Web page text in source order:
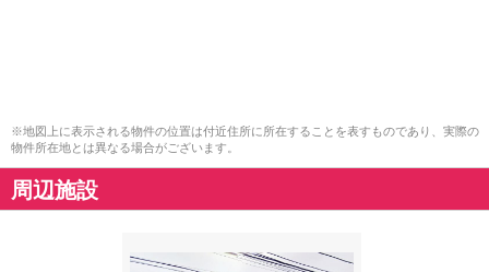
※地図上に表示される物件の位置は付近住所に所在することを表すものであり、実際の
物件所在地とは異なる場合がございます。
周辺施設